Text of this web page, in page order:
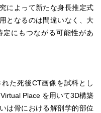
によって新たな身長推定式
となるのは間違いなく、大
にもつながる可能性があ
た死後CT画像を試料とし
Place を用いて3D構築
は骨における解剖学的部位